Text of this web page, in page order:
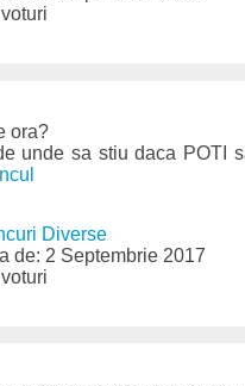
ora?
unde sa stiu daca POTI
Diverse
de: 2 Septembrie 2017